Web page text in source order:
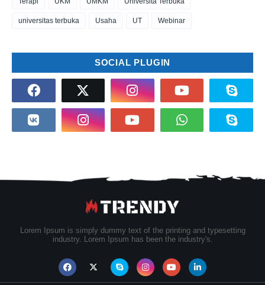
universitas terbuka Usaha UT Webinar
SOCIAL PLUGIN
Lorem Ipsum is simply dummy text of the printing and typesetting
industry. Lorem Ipsum has been the industry's.